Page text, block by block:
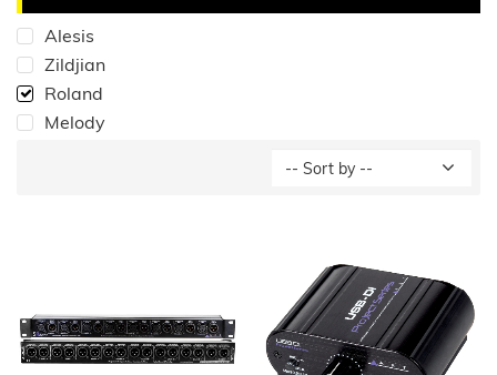
Alesis
Zildjian
Roland
Melody